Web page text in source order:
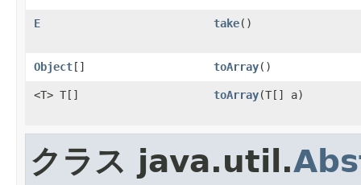
E take()
Object[] toArray()
<T> T[] toArray(T[] a)
クラス java.util.